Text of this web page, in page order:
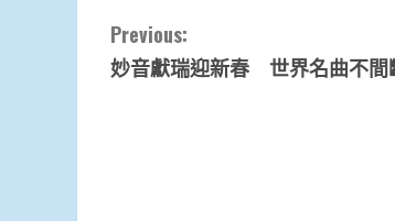
Continue
Reading
Previous:
妙音獻瑞迎新春 世界名曲不間